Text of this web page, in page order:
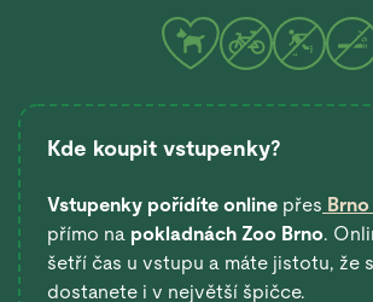
Kde koupit vstupenky?
Vstupenky pořídíte online přes Brno
přímo na pokladnách Zoo Brno.
šetří čas u vstupu a máte jistotu, že
dostanete i v největší špičce.